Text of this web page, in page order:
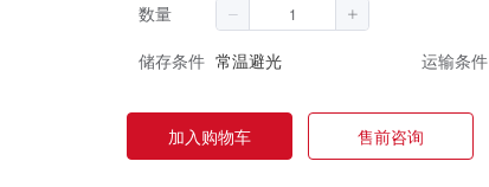
数量
储存条件 常温避光 运输条件
加入购物车 售前咨询